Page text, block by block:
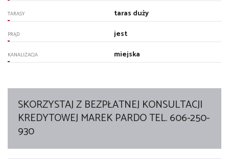
TARASY taras duży
PRĄD jest
KANALIZACJA miejska
SKORZYSTAJ Z BEZPŁATNEJ KONSULTACJI
KREDYTOWEJ MAREK PARDO TEL. 606-250-
930